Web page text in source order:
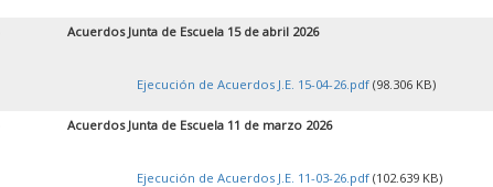
Acuerdos Junta de Escuela 15 de abril 2026
Ejecución de Acuerdos J.E. 15-04-26.pdf(98.306 KB)
Acuerdos Junta de Escuela 11 de marzo 2026
Ejecución de Acuerdos J.E. 11-03-26.pdf(102.639 KB)